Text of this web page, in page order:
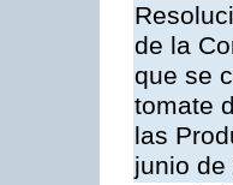
de la
que se
tomate
las
junio de